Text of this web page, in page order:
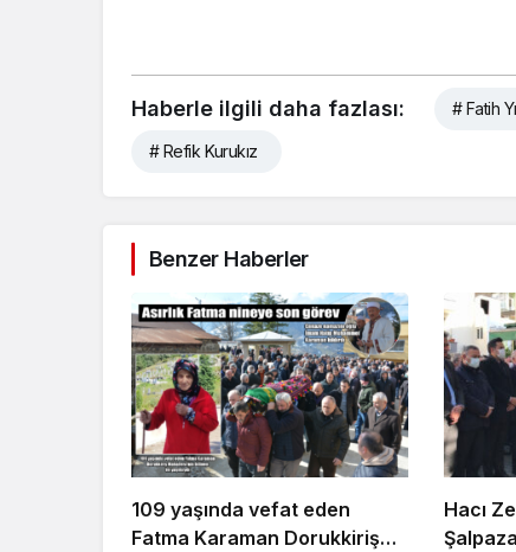
Haberle ilgili daha fazlası: # Fatih
# Refik Kurukız
Benzer Haberler
109 yaşında vefat eden
Fatma Karaman Dorukkiriş
Hacı